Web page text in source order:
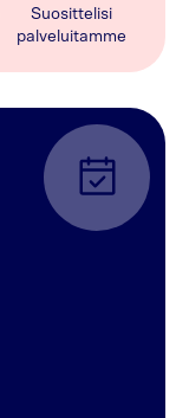
Suosittelisi
palveluitamme